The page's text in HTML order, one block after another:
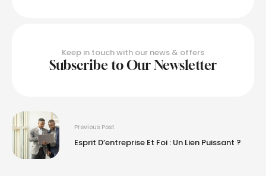
Keep in touch with our news & offers
Subscribe to Our Newsletter
Previous Post
Esprit D’entreprise Et Foi : Un Lien Puissant ?